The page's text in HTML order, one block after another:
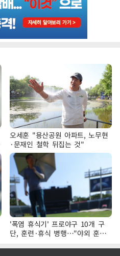
오세훈 "용산공원 아파트, 노무현
·문재인 철학 뒤집는 것"
'폭염 휴식기' 프로야구 10개 구
단, 훈련·휴식 병행…"야외 훈련
해도 안전 최우선"